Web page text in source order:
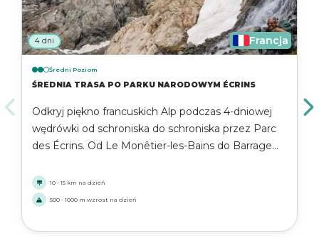
4 dni Francja
Średni Poziom
ŚREDNIA TRASA PO PARKU NARODOWYM ÉCRINS
Odkryj piękno francuskich Alp podczas 4-dniowej
wędrówki od schroniska do schroniska przez Parc
des Écrins. Od Le Monêtier-les-Bains do Barrage
lodowcowe doliny i przytulne górskie schroniska.
Idealna dla średniozaawansowanych wędrowców
zapierających dech w piersiach widoków.
10 - 15 km na dzień
500 - 1000 m wzrost na dzień